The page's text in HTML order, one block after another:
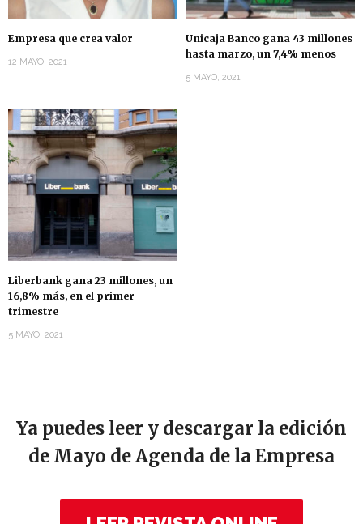
Empresa que crea valor
12 MAYO, 2021
Unicaja Banco gana 43 millones
hasta marzo, un 7,4% menos
5 MAYO, 2021
Liberbank gana 23 millones, un
16,8% más, en el primer
trimestre
5 MAYO, 2021
Ya puedes leer y descargar la edición
de Mayo de Agenda de la Empresa